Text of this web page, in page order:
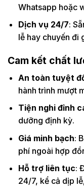
Whatsapp hoặc
Dịch vụ 24/7:
lễ hay chuyến đi
Cam kết chất
An toàn tuyệt
hành trình mượt
Tiện nghi đỉnh
dưỡng định kỳ.
Giá minh bạch:
phí ngoài hợp
Hỗ trợ liên tục:
24/7, kể cả dịp